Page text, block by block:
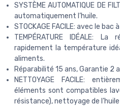
SYSTÈME AUTOMATIQUE DE
automatiquement l’huile.
STOCKAGE FACILE: avec le bac
TEMPÉRATURE IDÉALE:
rapidement la température
aliments.
Réparabilité 15 ans, Garantie 2
NETTOYAGE FACILE:
éléments sont compatibles
résistance), nettoyage de